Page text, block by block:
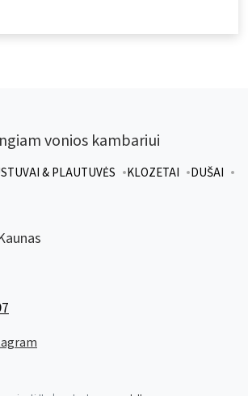
& PLAUTUVĖS KLOZETAI
DUŠAI